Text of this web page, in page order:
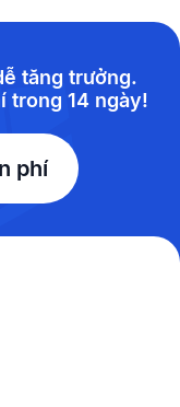
tăng trưởng.
trong 14 ngày!
phí